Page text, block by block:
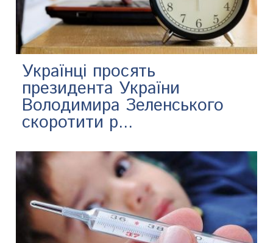
Українці просять
президента України
Володимира Зеленського
скоротити р...